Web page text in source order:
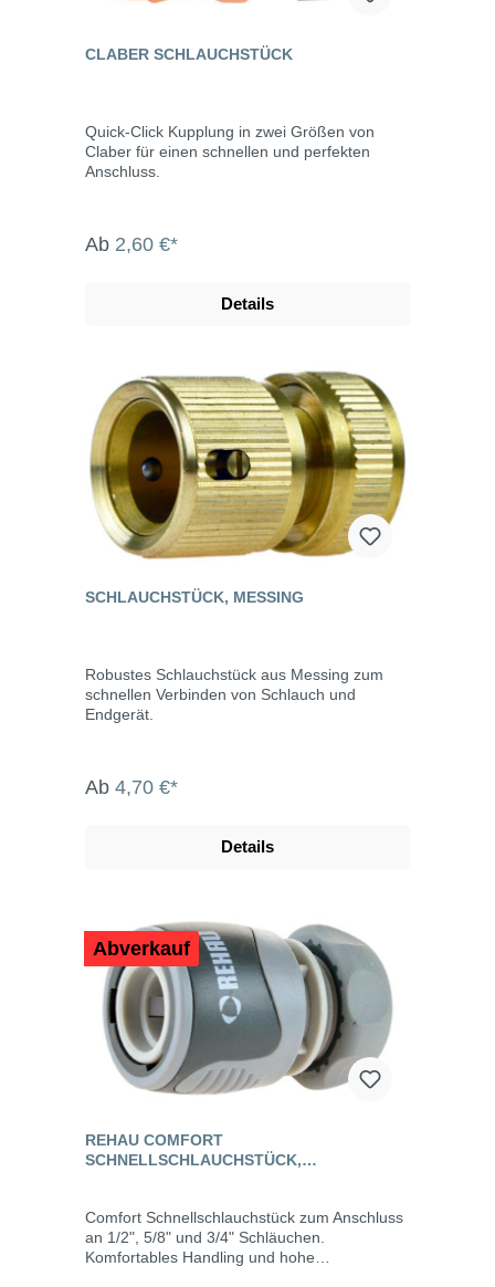
CLABER SCHLAUCHSTÜCK
Quick-Click Kupplung in zwei Größen von
Claber für einen schnellen und perfekten
Anschluss.
Ab 2,60 €*
Details
SCHLAUCHSTÜCK, MESSING
Robustes Schlauchstück aus Messing zum
schnellen Verbinden von Schlauch und
Endgerät.
Ab 4,70 €*
Details
Abverkauf
REHAU COMFORT
SCHNELLSCHLAUCHSTÜCK,
Comfort Schnellschlauchstück zum Anschluss
an 1/2", 5/8" und 3/4" Schläuchen.
Komfortables Handling und hohe